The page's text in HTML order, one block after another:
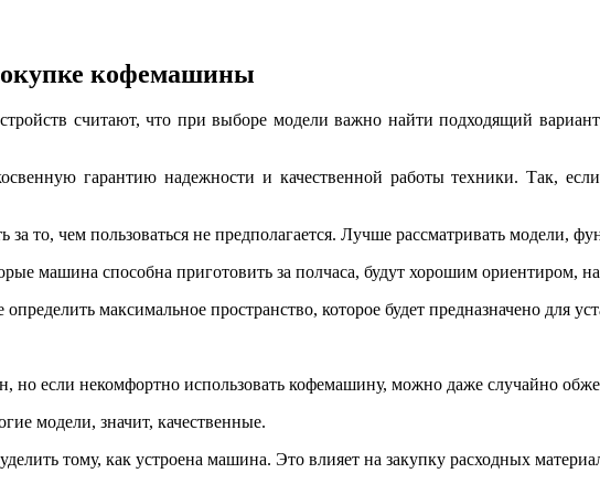
кофемашины
считают, что при выборе модели важно найти подходящий
гарантию надежности и качественной работы техники. Так,
то, чем пользоваться не предполагается. Лучше рассматривать модели,
машина способна приготовить за полчаса, будут хорошим ориентиром,
максимальное пространство, которое будет предназначено для
но если некомфортно использовать кофемашину, можно даже случайно
модели, значит, качественные.
тому, как устроена машина. Это влияет на закупку расходных